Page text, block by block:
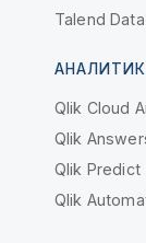
Talend
Qlik Cloud
Qlik
Qlik Predict
Qlik